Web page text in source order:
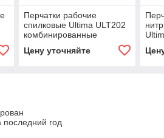
Перчатки рабочие
спилковые Ultima ULT202
комбинированные
Цену уточняйте
год